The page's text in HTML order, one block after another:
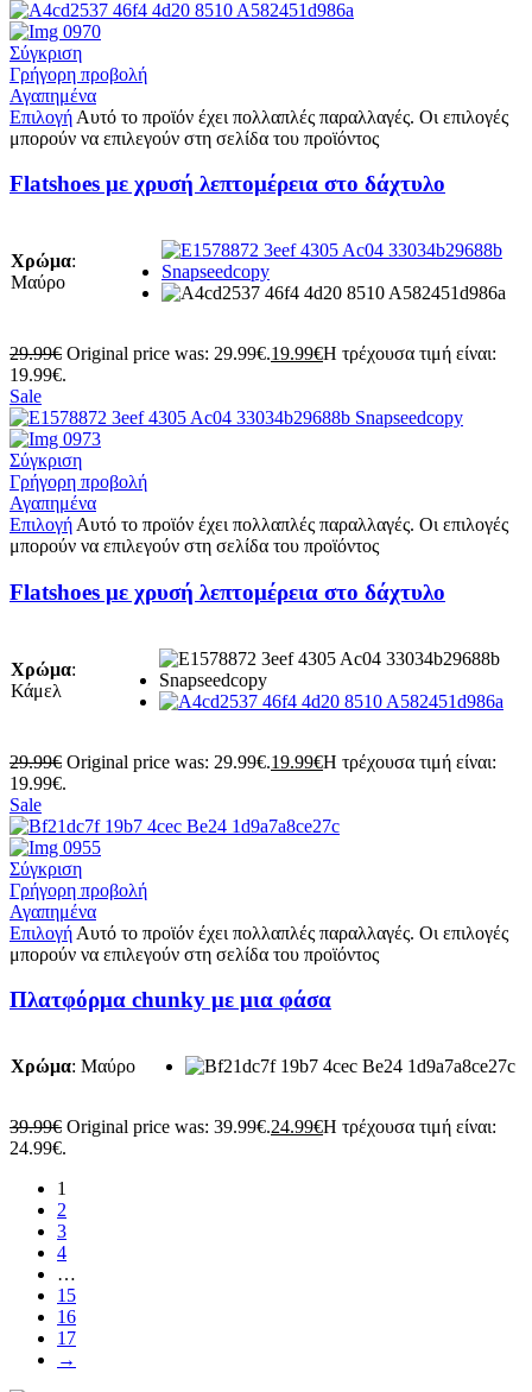
Σύγκριση
Γρήγορη προβολή
Αγαπημένα
Επιλογή Αυτό το προϊόν έχει πολλαπλές παραλλαγές. Οι επιλογές
μπορούν να επιλεγούν στη σελίδα του προϊόντος
Flatshoes με χρυσή λεπτομέρεια στο δάχτυλο
Χρώμα:
Μαύρο
29.99€ Original price was: 29.99€.19.99€Η τρέχουσα τιμή είναι:
19.99€.
Sale
Σύγκριση
Γρήγορη προβολή
Αγαπημένα
Επιλογή Αυτό το προϊόν έχει πολλαπλές παραλλαγές. Οι επιλογές
μπορούν να επιλεγούν στη σελίδα του προϊόντος
Flatshoes με χρυσή λεπτομέρεια στο δάχτυλο
Χρώμα:
Κάμελ
29.99€ Original price was: 29.99€.19.99€Η τρέχουσα τιμή είναι:
19.99€.
Sale
Σύγκριση
Γρήγορη προβολή
Αγαπημένα
Επιλογή Αυτό το προϊόν έχει πολλαπλές παραλλαγές. Οι επιλογές
μπορούν να επιλεγούν στη σελίδα του προϊόντος
Πλατφόρμα chunky με μια φάσα
Χρώμα: Μαύρο
39.99€ Original price was: 39.99€.24.99€Η τρέχουσα τιμή είναι:
24.99€.
1
2
3
4
…
15
16
17
→